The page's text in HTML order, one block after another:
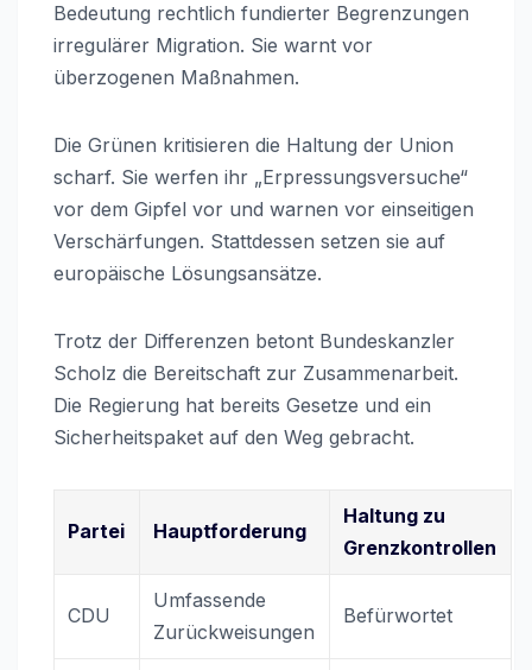
Bedeutung rechtlich fundierter Begrenzungen
irregulärer Migration. Sie warnt vor
überzogenen Maßnahmen.
Die Grünen kritisieren die Haltung der Union
scharf. Sie werfen ihr „Erpressungsversuche“
vor dem Gipfel vor und warnen vor einseitigen
Verschärfungen. Stattdessen setzen sie auf
europäische Lösungsansätze.
Trotz der Differenzen betont Bundeskanzler
Scholz die Bereitschaft zur Zusammenarbeit.
Die Regierung hat bereits Gesetze und ein
Sicherheitspaket auf den Weg gebracht.
Partei Hauptforderung
Haltung zu
Grenzkontrollen
CDU
Umfassende
Zurückweisungen
Befürwortet